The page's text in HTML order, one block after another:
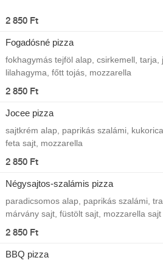
2 850 Ft
Fogadósné pizza
fokhagymás tejföl alap, csirkemell, tarja,
lilahagyma, főtt tojás, mozzarella
2 850 Ft
Jocee pizza
sajtkrém alap, paprikás szalámi,
feta sajt, mozzarella
2 850 Ft
Négysajtos-szalámis pizza
paradicsomos alap, paprikás szalámi,
márvány sajt, füstölt sajt, mozzarella sajt
2 850 Ft
BBQ pizza